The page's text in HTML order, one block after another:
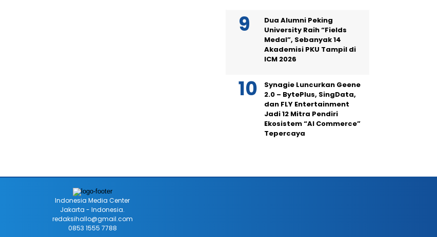
Dua Alumni Peking
University Raih “Fields
Medal”, Sebanyak 14
Akademisi PKU Tampil di
ICM 2026
Synagie Luncurkan Geene
2.0 – BytePlus, SingData,
dan FLY Entertainment
Jadi 12 Mitra Pendiri
Ekosistem “AI Commerce”
Tepercaya
Indonesia Media Center
Jakarta - Indonesia.
redaksihallo@gmail.com
0853 1555 7788